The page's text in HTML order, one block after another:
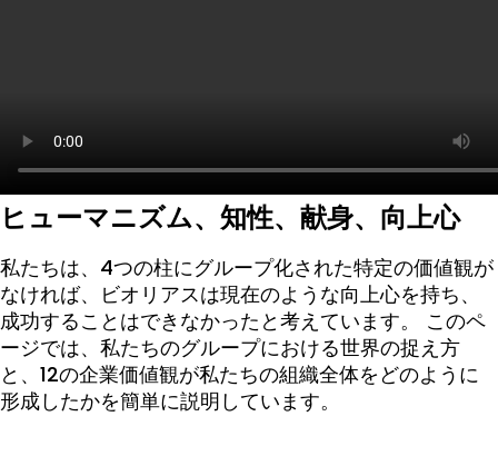
ヒューマニズム、知性、献身、向上心
私たちは、4つの柱にグループ化された特定の価値観が
なければ、ビオリアスは現在のような向上心を持ち、
成功することはできなかったと考えています。 このペ
ージでは、私たちのグループにおける世界の捉え方
と、12の企業価値観が私たちの組織全体をどのように
形成したかを簡単に説明しています。